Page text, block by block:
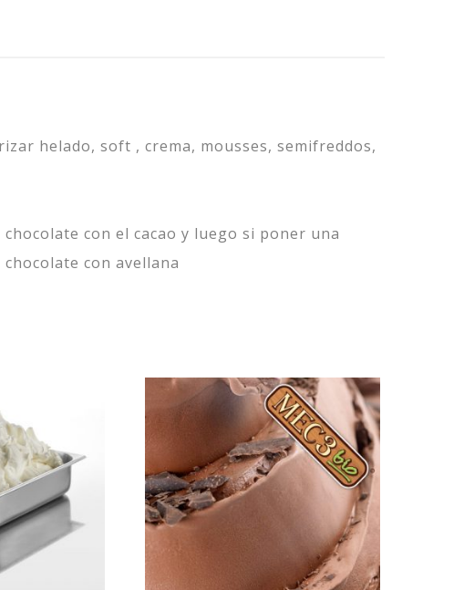
helado, soft , crema, mousses, semifreddos,
con el cacao y luego si poner una
con avellana